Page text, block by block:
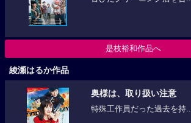
古びたクリーニング店を営...
是枝裕和作品へ
綾瀬はるか作品
奥様は、取り扱い注意
特殊工作員だった過去を持...